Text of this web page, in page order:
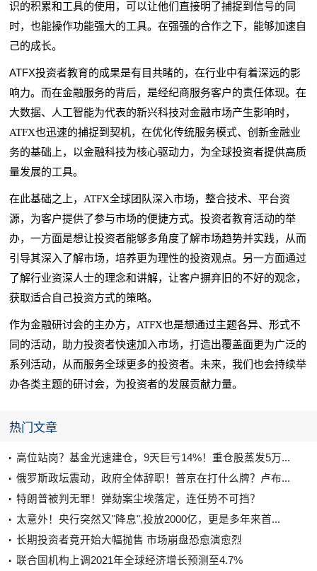
识的积累和工具的使用，可以让他们直接明了捕捉到信号的同
时，也能操作功能强大的工具。在强强的合作之下，能够加速自
己的成长。
ATFX投资者教育的成果是有目共睹的，在行业中有着深远的影
响力。而在金融服务的背后，是经纪商服务客户的责任体现。在
大数据、人工智能为代表的新兴科技对金融市场产生影响时，
ATFX也迅速的捕捉到契机，在优化传统服务模式、创新金融业
务的基础上，以金融科技为核心驱动力，为全球投资者提供高质
量发展的工具。
在此基础之上，ATFX全球团队深入市场，整合技术、平台资
源，为客户提供了参与市场的便捷方式。投资者教育活动的举
办，一方面是想让投资者能够多角度了解市场趋势并实践，从而
引导其深入了解市场，培养更为理性的投资观点。另一方面通过
了解行业资深人士的理念和讲解，让客户摒弃旧的不好的观念，
获取适合自己投资方式的策略。
作为金融研讨会的主办方，ATFX也是想通过主题各异、形式不
同的活动，助力投资者快速加入市场，打造出覆盖面更为广泛的
系列活动，从而服务全球更多的投资者。未来，我们也会持续举
办各类主题的研讨会，为投资者的发展贡献力量。
热门文章
高位站岗？基金光速建仓，9天巨亏14%！重仓股蒸发5万...
俄罗斯政坛震动，政府全体辞职！普京在打什么牌？卢布...
特朗普被判无罪！弹劾案尘埃落定，连任势不可挡？
太意外！央行突然又"降息",投放2000亿，更是多年来首...
长期投资者竟开始大幅抛售 市场崩盘恐愈演愈烈
联合国机构上调2021年全球经济增长预测至4.7%